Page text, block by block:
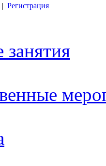
| Регистрация